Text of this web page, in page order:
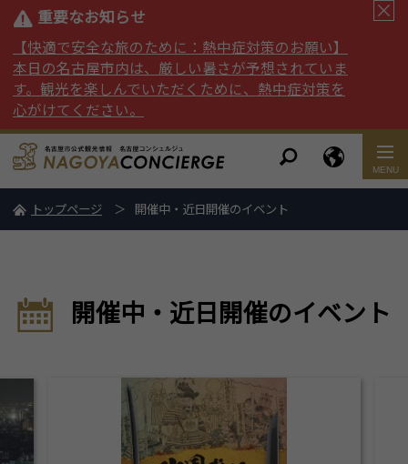
重要なお知らせ
【快適で安全な旅のために：熱中症対策のお願い】
本日の名古屋市内は、厳しい暑さが予想されていま
す。観光を楽しんでいただくために、熱中症対策を
心がけてください。
トップページ 開催中・近日開催のイベント
開催中・近日開催のイベント